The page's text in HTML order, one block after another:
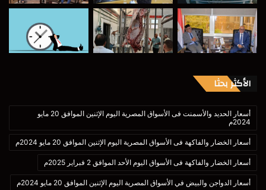
الأكثر بحثا
أسعار الحديد والأسمنت فى الأسواق المصرية اليوم الإثنين الموافق 20 مايو
2024م
أسعار الخضار والفاكهة فى الأسواق المصرية اليوم الإثنين الموافق 20 مايو 2024م
أسعار الخضار والفاكهة فى الأسواق اليوم الأحد الموافق 2 فبراير 2025م
أسعار الدواجن والبيض في الأسواق المصرية اليوم الإثنين الموافق 20 مايو 2024م